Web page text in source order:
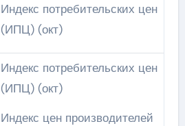
Индекс потребительских цен
(ИПЦ) (окт)
Индекс потребительских цен
(ИПЦ) (окт)
Индекс цен производителей